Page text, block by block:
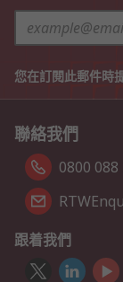
您在訂閱此郵件時
聯絡我們
0800 088
跟着我們